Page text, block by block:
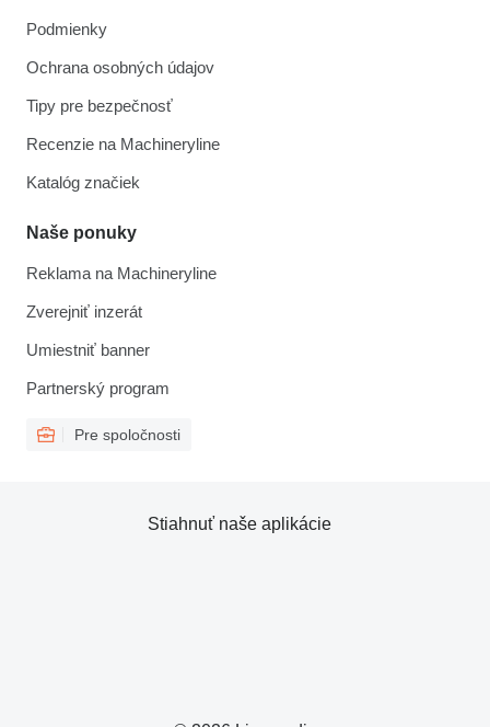
Podmienky
Ochrana osobných údajov
Tipy pre bezpečnosť
Recenzie na Machineryline
Katalóg značiek
Naše ponuky
Reklama na Machineryline
Zverejniť inzerát
Umiestniť banner
Partnerský program
Pre spoločnosti
Stiahnuť naše aplikácie